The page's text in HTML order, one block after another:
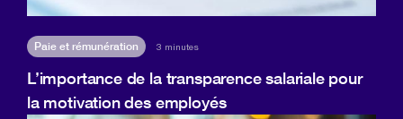
Paie et rémunération 3 minutes
L’importance de la transparence salariale pour
la motivation des employés